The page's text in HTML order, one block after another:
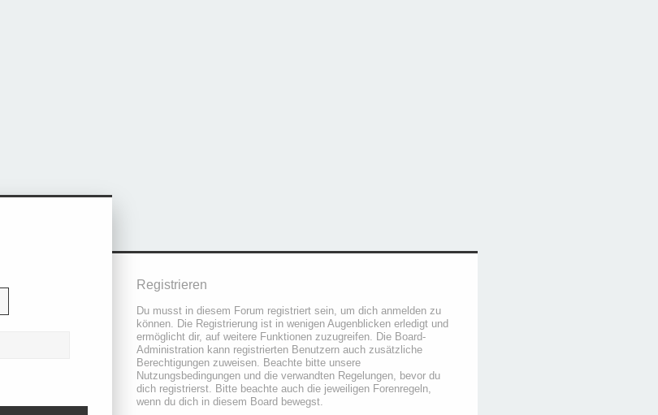
Registrieren
Du musst in diesem Forum registriert sein, um dich anmelden zu
können. Die Registrierung ist in wenigen Augenblicken erledigt und
ermöglicht dir, auf weitere Funktionen zuzugreifen. Die Board-
Administration kann registrierten Benutzern auch zusätzliche
Berechtigungen zuweisen. Beachte bitte unsere
Nutzungsbedingungen und die verwandten Regelungen, bevor du
dich registrierst. Bitte beachte auch die jeweiligen Forenregeln,
wenn du dich in diesem Board bewegst.